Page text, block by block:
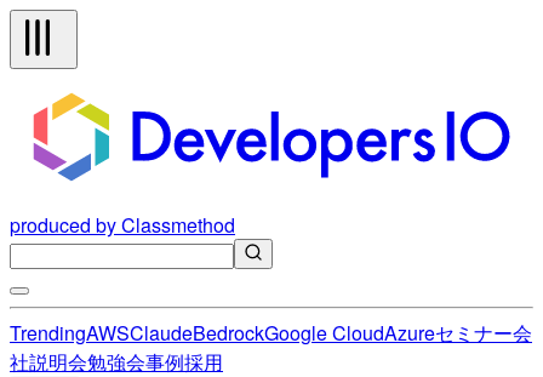
produced by Classmethod
TrendingAWSClaudeBedrockGoogle CloudAzureセミナー会
社説明会勉強会事例採用